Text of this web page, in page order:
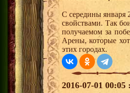
С середины января
свойствами. Так
получаемом за
Арены, которые
этих городах.
2016-07-01